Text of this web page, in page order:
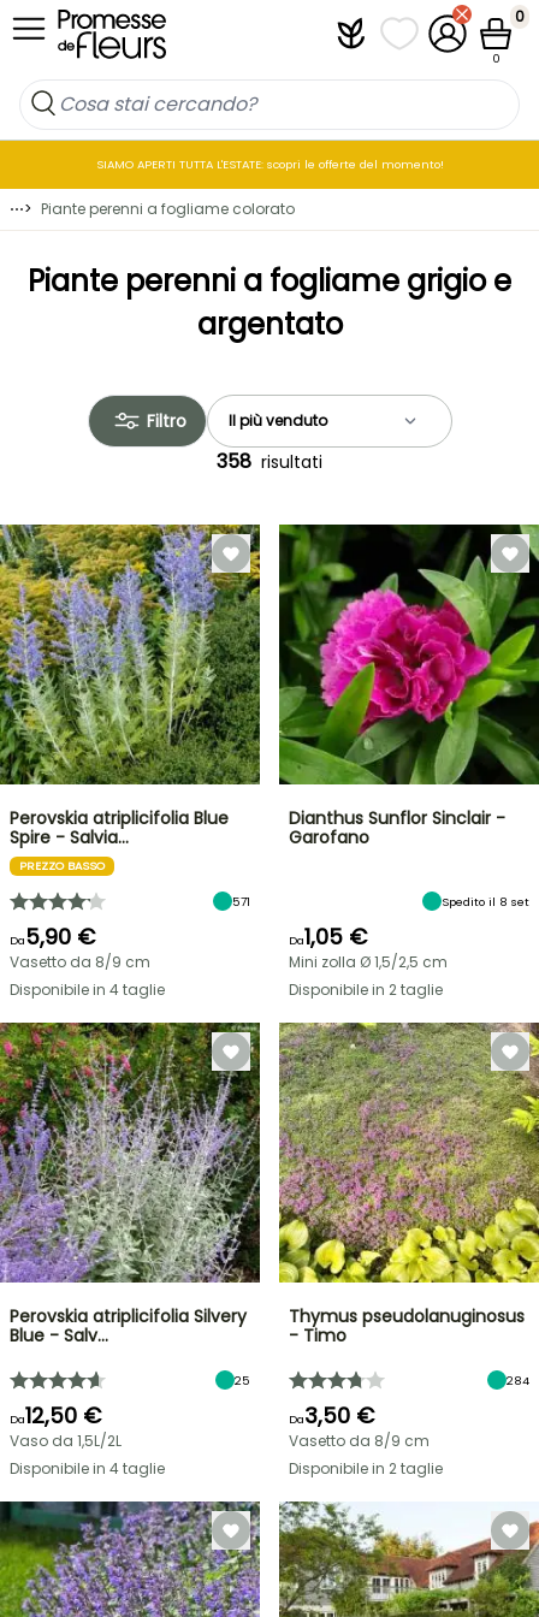
Salta al contenuto PlantfitI miei elenchi di
Il mio
0
0
SIAMO APERTI TUTTA L'ESTATE: scopri le offerte del momento!
⋯> Piante perenni a fogliame colorato
Piante perenni a fogliame grigio e
argentato
Filtro
358 risultati
VENDITA
FLASH
FINO
AL
Perovskia atriplicifolia Blue
Spire - Salvia…
PREZZO BASSO
571
Da5,90 €
Vasetto da 8/9 cm
Disponibile in 4 taglie
Dianthus Sunflor Sinclair -
Garofano
Spedito il 8 set
Da1,05 €
Mini zolla Ø 1,5/2,5 cm
Disponibile in 2 taglie
Perovskia atriplicifolia Silvery
Blue - Salv…
25
Da12,50 €
Vaso da 1,5L/2L
Disponibile in 4 taglie
Thymus pseudolanuginosus
- Timo
284
Da3,50 €
Vasetto da 8/9 cm
Disponibile in 2 taglie